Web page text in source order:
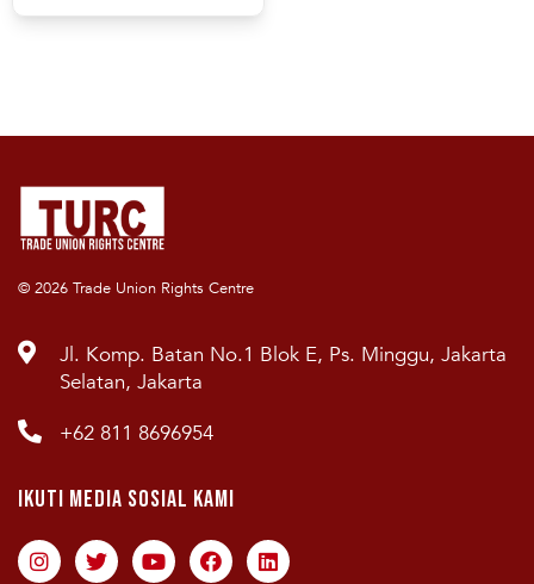
© 2026 Trade Union Rights Centre
Jl. Komp. Batan No.1 Blok E, Ps. Minggu, Jakarta
Selatan, Jakarta
+62 811 8696954
Ikuti Media Sosial Kami